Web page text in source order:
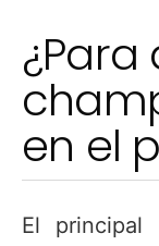
¿Para
en el
El